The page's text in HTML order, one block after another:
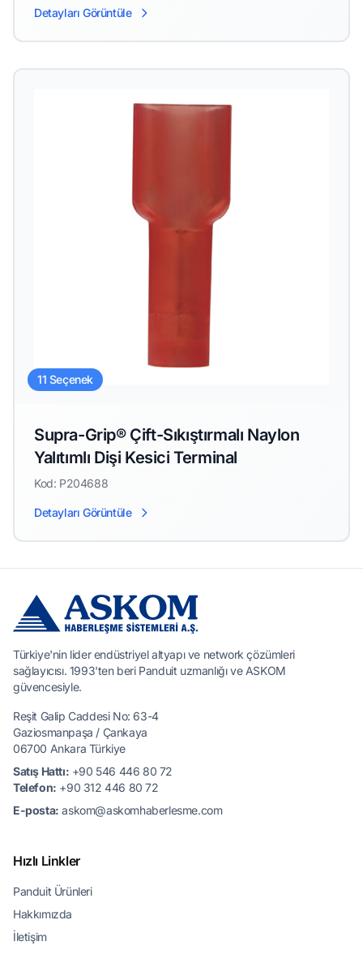
Detayları Görüntüle
11 Seçenek
Supra-Grip® Çift-Sıkıştırmalı Naylon
Yalıtımlı Dişi Kesici Terminal
Kod: P204688
Detayları Görüntüle
Türkiye'nin lider endüstriyel altyapı ve network çözümleri
sağlayıcısı. 1993'ten beri Panduit uzmanlığı ve ASKOM
güvencesiyle.
Reşit Galip Caddesi No: 63-4
Gaziosmanpaşa / Çankaya
06700 Ankara Türkiye
Satış Hattı: +90 546 446 80 72
Telefon: +90 312 446 80 72
E-posta: askom@askomhaberlesme.com
Hızlı Linkler
Panduit Ürünleri
Hakkımızda
İletişim